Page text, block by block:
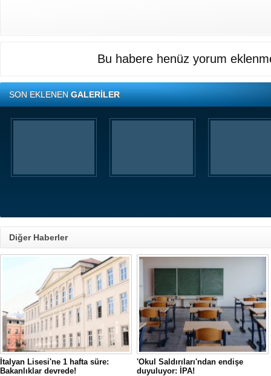
Bu habere henüz yorum
SON EKLENENGALERİLER
Diğer Haberler
İtalyan Lisesi'ne 1 hafta süre:
Bakanlıklar devrede!
'Okul Saldırıları'ndan endişe
duyuluyor: İPA!